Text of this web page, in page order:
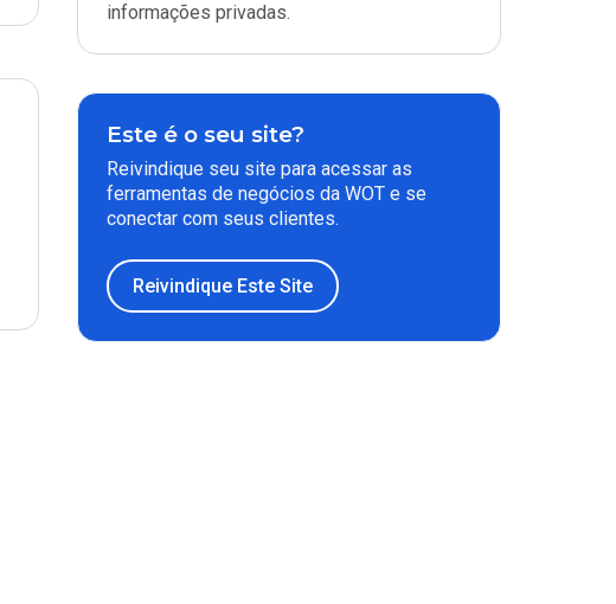
informações privadas.
Este é o seu site?
Reivindique seu site para acessar as
ferramentas de negócios da WOT e se
conectar com seus clientes.
Reivindique Este Site